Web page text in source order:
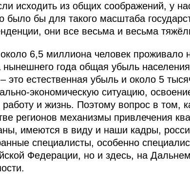
исходить из общих соображений, у
было бы для такого масштаба
они все весьма и весьма
6,5 миллиона человек проживало
года общая убыль
это естественная убыль и около 5
экономическую ситуацию,
и жизнь. Поэтому вопрос в том,
регионов механизмы привлечения
имеются в виду и наши кадры,
специалисты, особенно
Федерации, но и здесь, на